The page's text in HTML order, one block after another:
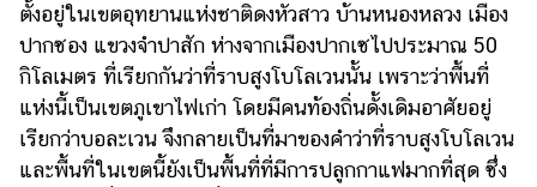
ตั้งอยู่ในเขตอุทยานแห่งชาติดงหัวสาว บ้านหนองหลวง เมือง
ปากซอง แขวงจำปาสัก ห่างจากเมืองปากเซไปประมาณ 50
กิโลเมตร ที่เรียกกันว่าที่ราบสูงโบโลเวนนั้น เพราะว่าพื้นที่
แห่งนี้เป็นเขตภูเขาไฟเก่า โดยมีคนท้องถิ่นดั้งเดิมอาศัยอยู่
เรียกว่าบอละเวน จึงกลายเป็นที่มาของคำว่าที่ราบสูงโบโลเวน
และพื้นที่ในเขตนี้ยังเป็นพื้นที่ที่มีการปลูกกาแฟมากที่สุด ซึ่ง